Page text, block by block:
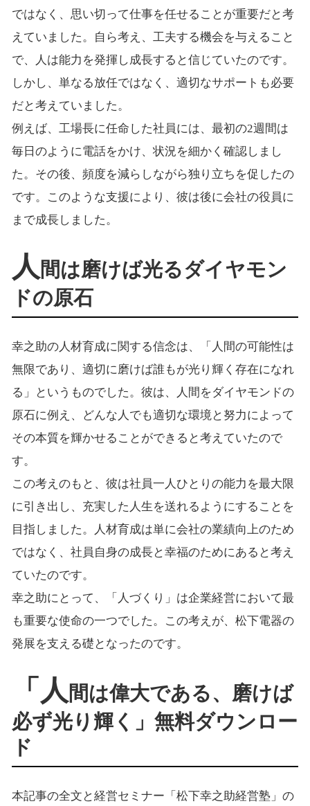
ではなく、思い切って仕事を任せることが重要だと考
えていました。自ら考え、工夫する機会を与えること
で、人は能力を発揮し成長すると信じていたのです。
しかし、単なる放任ではなく、適切なサポートも必要
だと考えていました。
例えば、工場長に任命した社員には、最初の2週間は
毎日のように電話をかけ、状況を細かく確認しまし
た。その後、頻度を減らしながら独り立ちを促したの
です。このような支援により、彼は後に会社の役員に
まで成長しました。
人 間は磨けば光るダイヤモン
ドの原石
幸之助の人材育成に関する信念は、「人間の可能性は
無限であり、適切に磨けば誰もが光り輝く存在になれ
る」というものでした。彼は、人間をダイヤモンドの
原石に例え、どんな人でも適切な環境と努力によって
その本質を輝かせることができると考えていたので
す。
この考えのもと、彼は社員一人ひとりの能力を最大限
に引き出し、充実した人生を送れるようにすることを
目指しました。人材育成は単に会社の業績向上のため
ではなく、社員自身の成長と幸福のためにあると考え
ていたのです。
幸之助にとって、「人づくり」は企業経営において最
も重要な使命の一つでした。この考えが、松下電器の
発展を支える礎となったのです。
「人 間は偉大である、磨けば
必ず光り輝く」無料ダウンロー
ド
本記事の全文と経営セミナー「松下幸之助経営塾」の